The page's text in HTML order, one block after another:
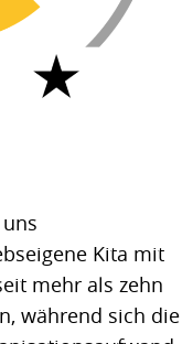
Kita mit
mehr als zehn
während sich die